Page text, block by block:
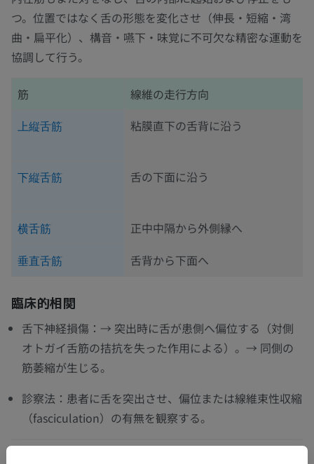
つ。位置ではなく舌の形態を変化させ（伸長・短縮・湾
曲・扁平化）、構音・嚥下・味覚に不可欠な精密な運動を
協調して行う。
筋 線維の走行方向
上縦舌筋 粘膜直下の舌背に沿う
下縦舌筋 舌の下面に沿う
横舌筋 正中中隔から外側縁へ
垂直舌筋 舌背から下面へ
臨床的相関
舌下神経損傷：→ 突出時に舌が患側へ偏位する（対側
オトガイ舌筋の拮抗を失った作用による）。→ 同側の
筋萎縮が生じる。
診察法：患者に舌を突出させ、偏位または線維束性収縮
（fasciculation）の有無を観察する。